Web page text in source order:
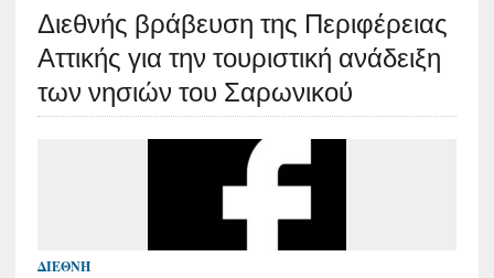
Διεθνής βράβευση της Περιφέρειας
Αττικής για την τουριστική ανάδειξη
των νησιών του Σαρωνικού
ΔΙΕΘΝΉ